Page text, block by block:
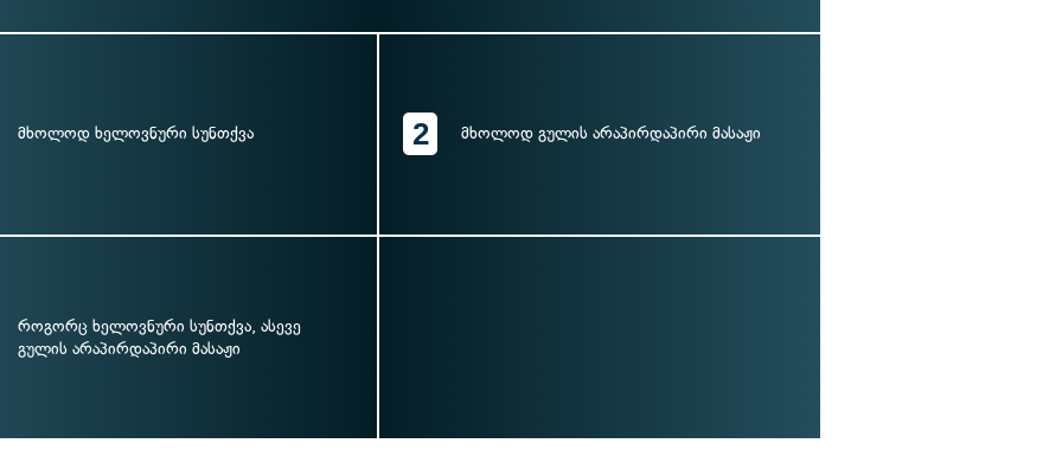
მხოლოდ ხელოვნური სუნთქვა 2 მხოლოდ გულის არაპირდაპირი მასაჟი
როგორც ხელოვნური სუნთქვა, ასევე
გულის არაპირდაპირი მასაჟი